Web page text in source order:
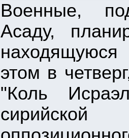
Военные,
Асаду,
этом в
"Коль
сирийской